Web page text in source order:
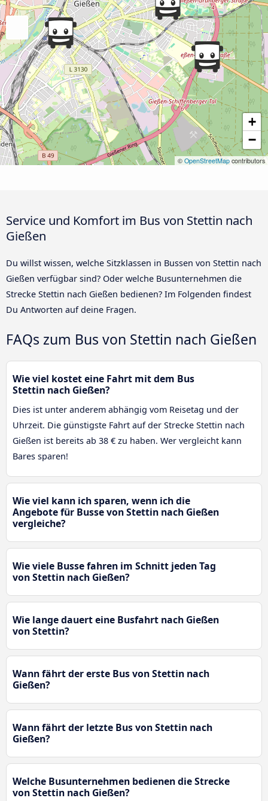
+
−
© OpenStreetMap contributors
Service und Komfort im Bus von Stettin nach
Gießen
Du willst wissen, welche Sitzklassen in Bussen von Stettin nach
Gießen verfügbar sind? Oder welche Busunternehmen die
Strecke Stettin nach Gießen bedienen? Im Folgenden findest
Du Antworten auf deine Fragen.
FAQs zum Bus von Stettin nach Gießen
Wie viel kostet eine Fahrt mit dem Bus
Stettin nach Gießen?
Dies ist unter anderem abhängig vom Reisetag und der
Uhrzeit. Die günstigste Fahrt auf der Strecke Stettin nach
Gießen ist bereits ab 38 € zu haben. Wer vergleicht kann
Bares sparen!
Wie viel kann ich sparen, wenn ich die
Angebote für Busse von Stettin nach Gießen
vergleiche?
Wie viele Busse fahren im Schnitt jeden Tag
von Stettin nach Gießen?
Wie lange dauert eine Busfahrt nach Gießen
von Stettin?
Wann fährt der erste Bus von Stettin nach
Gießen?
Wann fährt der letzte Bus von Stettin nach
Gießen?
Welche Busunternehmen bedienen die Strecke
von Stettin nach Gießen?